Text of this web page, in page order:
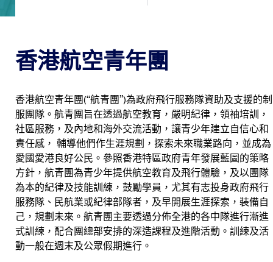
香港航空青年團
香港航空青年團(“航青團”)為政府飛行服務隊資助及支援的制
服團隊。航青團旨在透過航空教育，嚴明紀律，領袖培訓，
社區服務，及內地和海外交流活動，讓青少年建立自信心和
責任感， 輔導他們作生涯規劃，探索未來職業路向，並成為
愛國愛港良好公民。參照香港特區政府青年發展藍圖的策略
方針，航青團為青少年提供航空教育及飛行體驗，及以團隊
為本的紀律及技能訓練，鼓勵學員，尤其有志投身政府飛行
服務隊、民航業或紀律部隊者，及早開展生涯探索，裝備自
己，規劃未來。航青團主要透過分佈全港的各中隊進行漸進
式訓練，配合團總部安排的深造課程及進階活動。訓練及活
動一般在週末及公眾假期進行。